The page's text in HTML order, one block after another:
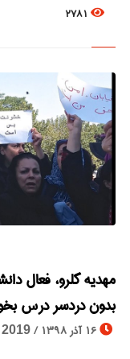
2781
مهدیه گلرو، فعال
بدون دردسر درس
16 آذر 1398 /